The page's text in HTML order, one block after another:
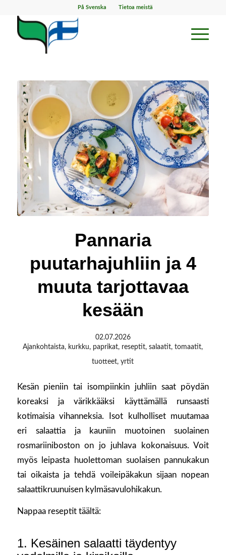
På Svenska Tietoa meistä
Pannaria
puutarhajuhliin ja 4
muuta tarjottavaa
kesään
02.07.2026
Ajankohtaista, kurkku, paprikat, reseptit,salaatit,tomaatit,
tuotteet,yrtit
Kesän pieniin tai isompiinkin juhliin saat pöydän
koreaksi ja värikkääksi käyttämällä runsaasti
kotimaisia vihanneksia. Isot kulholliset muutamaa
eri salaattia ja kauniin muotoinen suolainen
rosmariiniboston on jo juhlava kokonaisuus. Voit
myös leipasta huolettoman suolaisen pannukakun
tai oikaista ja tehdä voileipäkakun sijaan nopean
salaattikruunuisen kylmäsavulohikakun.
Nappaa reseptit täältä:
1. Kesäinen salaatti täydentyy